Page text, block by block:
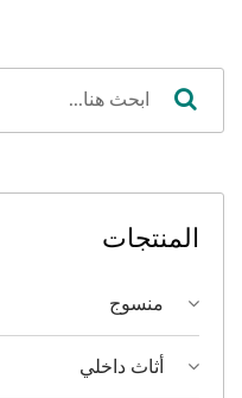
المنتجات
منسوج
أثاث داخلي